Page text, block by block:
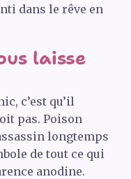
dans le rêve en
laisse
c’est qu’il
pas. Poison
longtemps
de tout ce qui
anodine.